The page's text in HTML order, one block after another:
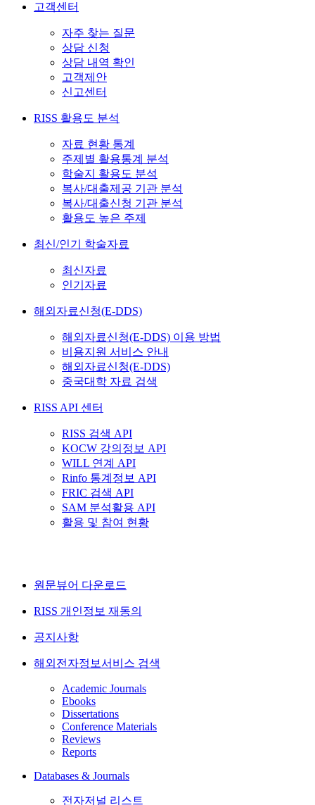
고객센터
자주 찾는 질문
상담 신청
상담 내역 확인
고객제안
신고센터
RISS 활용도 분석
자료 현황 통계
주제별 활용통계 분석
학술지 활용도 분석
복사/대출제공 기관 분석
복사/대출신청 기관 분석
활용도 높은 주제
최신/인기 학술자료
최신자료
인기자료
해외자료신청(E-DDS)
해외자료신청(E-DDS) 이용 방법
비용지원 서비스 안내
해외자료신청(E-DDS)
중국대학 자료 검색
RISS API 센터
RISS 검색 API
KOCW 강의정보 API
WILL 연계 API
Rinfo 통계정보 API
FRIC 검색 API
SAM 분석활용 API
활용 및 참여 현황
원문뷰어 다운로드
RISS 개인정보 재동의
공지사항
해외전자정보서비스 검색
Academic Journals
Ebooks
Dissertations
Conference Materials
Reviews
Reports
Databases & Journals
전자저널 리스트